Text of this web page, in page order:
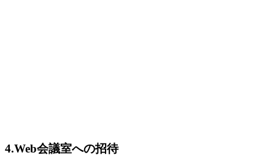
4.Web会議室への招待